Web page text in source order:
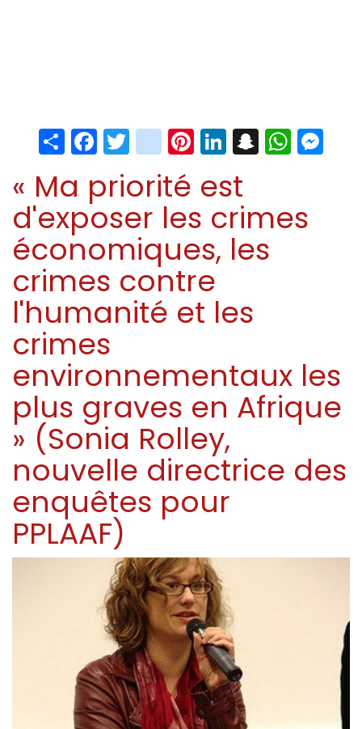
ShareFacebook
Twitter
instagram
Pinterest
LinkedIn
Snapchat
« Ma priorité est
d'exposer les crimes
économiques, les
crimes contre
l'humanité et les
crimes
environnementaux les
plus graves en Afrique
» (Sonia Rolley,
nouvelle directrice des
enquêtes pour
PPLAAF)